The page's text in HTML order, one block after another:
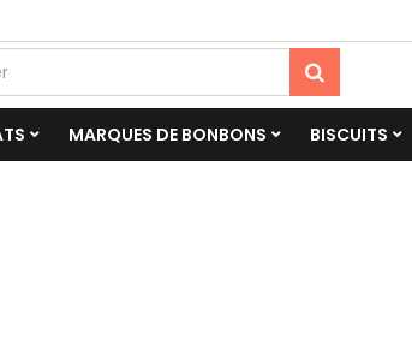
MARQUES DE BONBONS BISCUITS